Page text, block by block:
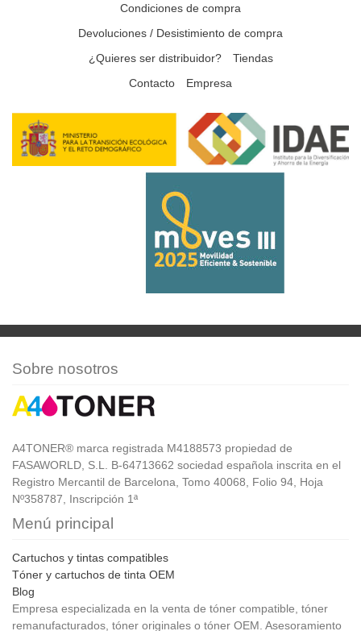
Condiciones de compra
Devoluciones / Desistimiento de compra
¿Quieres ser distribuidor?
Tiendas
Contacto
Empresa
Sobre nosotros
A4TONER® marca registrada M4188573 propiedad de
FASAWORLD, S.L. B-64713662 sociedad española inscrita en el
Registro Mercantil de Barcelona, Tomo 40068, Folio 94, Hoja
Nº358787, Inscripción 1ª
Menú principal
Cartuchos y tintas compatibles
Tóner y cartuchos de tinta OEM
Blog
Empresa especializada en la venta de tóner compatible, tóner
remanufacturados, tóner originales o tóner OEM. Asesoramiento